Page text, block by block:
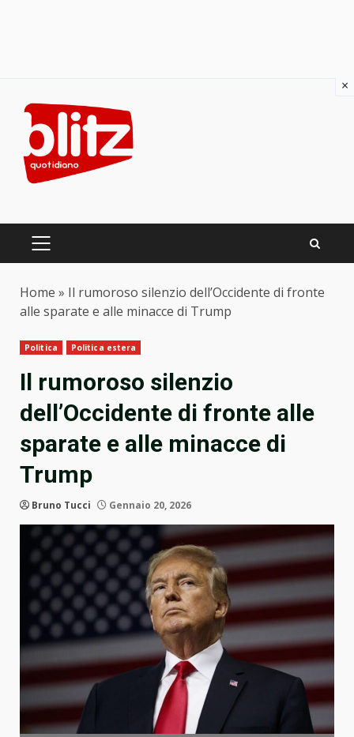
content
PRIMARY
Home » Il rumoroso silenzio dell’Occidente di fronte
alle sparate e alle minacce di Trump
Politica Politica estera
Il rumoroso silenzio
dell’Occidente di fronte alle
sparate e alle minacce di
Trump
Bruno Tucci Gennaio 20, 2026
×